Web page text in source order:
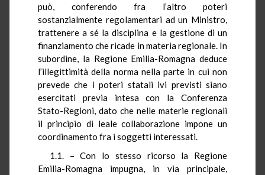
può, conferendo fra l’altro poteri
sostanzialmente regolamentari ad un Ministro,
trattenere a sé la disciplina e la gestione di un
finanziamento che ricade in materia regionale. In
subordine, la Regione Emilia-Romagna deduce
l’illegittimità della norma nella parte in cui non
prevede che i poteri statali ivi previsti siano
esercitati previa intesa con la Conferenza
Stato-Regioni, dato che nelle materie regionali
il principio di leale collaborazione impone un
coordinamento fra i soggetti interessati.
1.1. – Con lo stesso ricorso la Regione
Emilia-Romagna impugna, in via principale,